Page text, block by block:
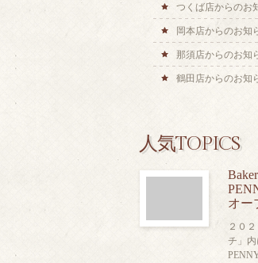
つくば店からのお
岡本店からのお知
那須店からのお知
鶴田店からのお知
人気TOPICS
オー
２０
チ」内